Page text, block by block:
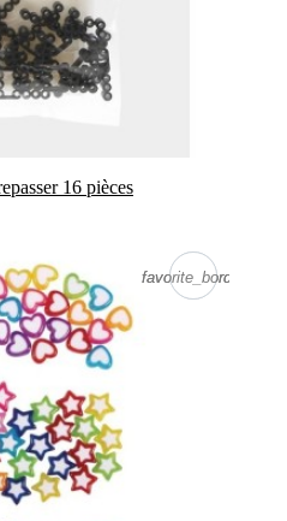
16 pièces
favorite_border
favorite_border